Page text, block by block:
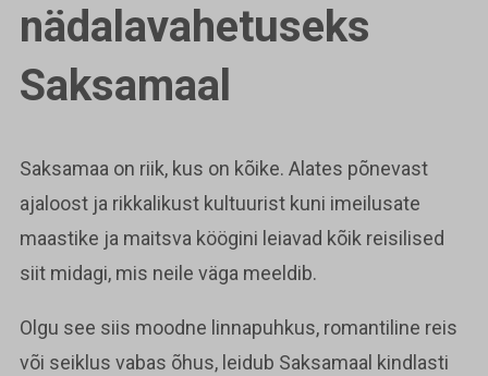
nädalavahetuseks
Saksamaal
Saksamaa on riik, kus on kõike. Alates põnevast
ajaloost ja rikkalikust kultuurist kuni imeilusate
maastike ja maitsva köögini leiavad kõik reisilised
siit midagi, mis neile väga meeldib.
Olgu see siis moodne linnapuhkus, romantiline reis
või seiklus vabas õhus, leidub Saksamaal kindlasti